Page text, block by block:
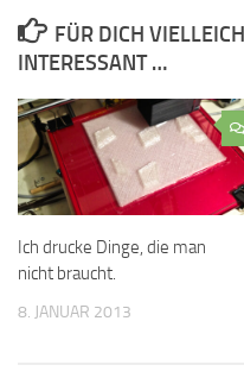
FÜR DICH
INTERESSANT …
Ich drucke Dinge, die man
nicht braucht.
8. JANUAR 2013